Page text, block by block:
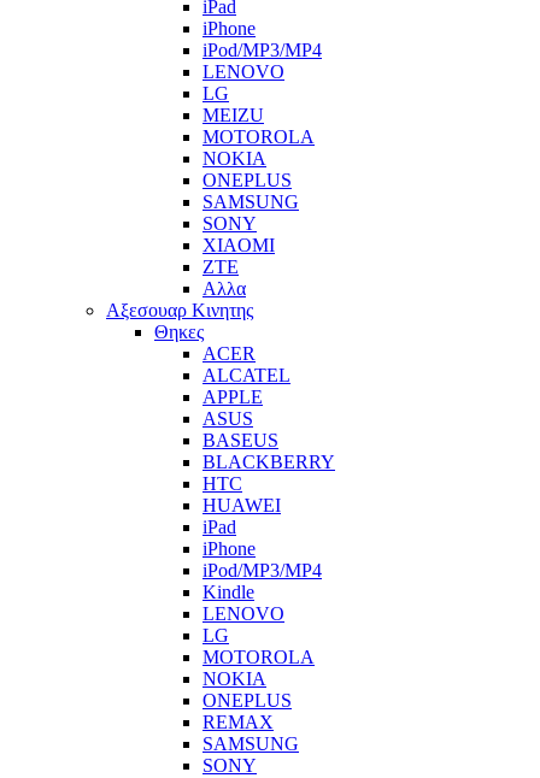
iPad
iPhone
iPod/MP3/MP4
LENOVO
LG
MEIZU
MOTOROLA
NOKIA
ONEPLUS
SAMSUNG
SONY
XIAOMI
ZTE
Αλλα
Αξεσουαρ Κινητης
Θηκες
ACER
ALCATEL
APPLE
ASUS
BASEUS
BLACKBERRY
HTC
HUAWEI
iPad
iPhone
iPod/MP3/MP4
Kindle
LENOVO
LG
MOTOROLA
NOKIA
ONEPLUS
REMAX
SAMSUNG
SONY